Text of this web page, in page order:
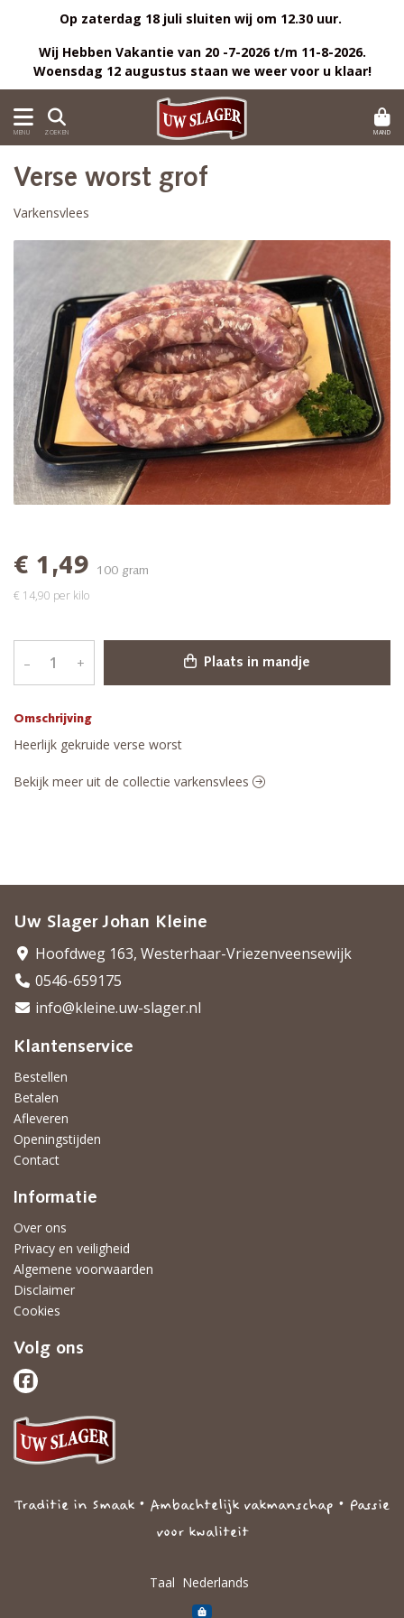
Op zaterdag 18 juli sluiten wij om 12.30 uur.
Wij Hebben Vakantie van 20 -7-2026 t/m 11-8-2026.
Woensdag 12 augustus staan we weer voor u klaar!
MENU ZOEKEN MAND
Omschrijving
Heerlijk gekruide verse worst
Verse worst grof
Varkensvlees
€ 1,49 100 gram
€ 14,90 per kilo
– + Plaats in mandje
Bekijk meer uit de collectie varkensvlees
Uw Slager Johan Kleine
Hoofdweg 163, Westerhaar-Vriezenveensewijk
0546-659175
info@kleine.uw-slager.nl
Klantenservice
Bestellen
Betalen
Afleveren
Openingstijden
Contact
Informatie
Over ons
Privacy en veiligheid
Algemene voorwaarden
Disclaimer
Cookies
Volg ons
Traditie in Smaak • Ambachtelijk vakmanschap • Passie
voor kwaliteit
Taal